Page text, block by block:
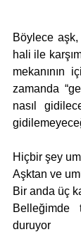
Böylece
hali ile
mekanının
zamanda
nasıl
Hiçbir şey
Aşktan ve
Bir anda üç
duruyor